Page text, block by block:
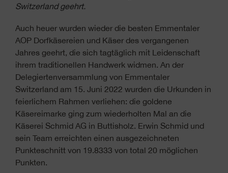
Switzerland geehrt.
Auch heuer wurden wieder die besten Emmentaler
AOP Dorfkäsereien und Käser des vergangenen
Jahres geehrt, die sich tagtäglich mit Leidenschaft
ihrem traditionellen Handwerk widmen. An der
Delegiertenversammlung von Emmentaler
Switzerland am 15. Juni 2022 wurden die Urkunden in
feierlichem Rahmen verliehen: die goldene
Käsereimarke ging zum wiederholten Mal an die
Käserei Schmid AG in Buttisholz. Erwin Schmid und
sein Team erreichten einen ausgezeichneten
Punkteschnitt von 19.8333 von total 20 möglichen
Punkten.